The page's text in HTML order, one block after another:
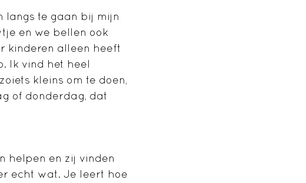
langs te gaan bij mijn
en we bellen ook
kinderen alleen heeft
Ik vind het heel
kleins om te doen,
of donderdag, dat
helpen en zij vinden
echt wat. Je leert hoe